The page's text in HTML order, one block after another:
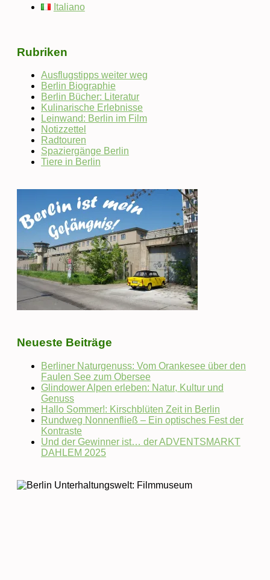
Italiano
Rubriken
Ausflugstipps weiter weg
Berlin Biographie
Berlin Bücher: Literatur
Kulinarische Erlebnisse
Leinwand: Berlin im Film
Notizzettel
Radtouren
Spaziergänge Berlin
Tiere in Berlin
Neueste Beiträge
Berliner Naturgenuss: Vom Orankesee über den
Faulen See zum Obersee
Glindower Alpen erleben: Natur, Kultur und
Genuss
Hallo Sommer!: Kirschblüten Zeit in Berlin
Rundweg Nonnenfließ – Ein optisches Fest der
Kontraste
Und der Gewinner ist… der ADVENTSMARKT
DAHLEM 2025